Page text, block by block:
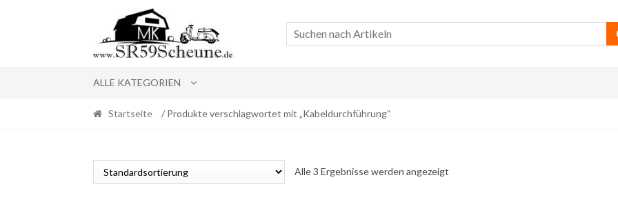
navigation
content
ALLE KATEGORIEN
Startseite / Produkte verschlagwortet mit „Kabeldurchführung“
Alle 3 Ergebnisse werden angezeigt